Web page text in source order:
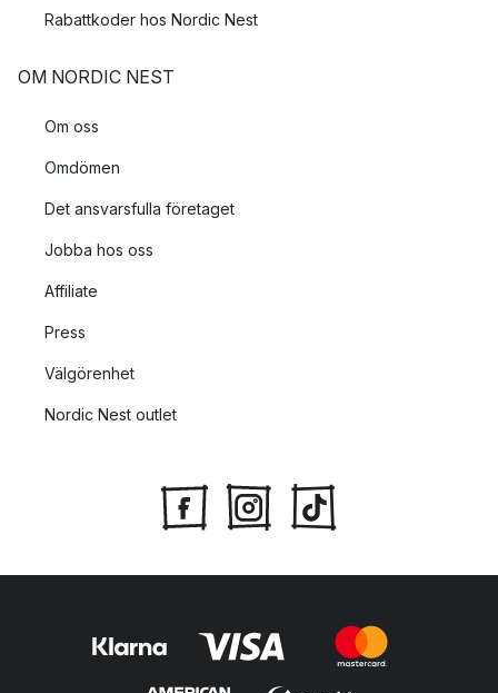
Rabattkoder hos Nordic Nest
OM NORDIC NEST
Om oss
Omdömen
Det ansvarsfulla företaget
Jobba hos oss
Affiliate
Press
Välgörenhet
Nordic Nest outlet